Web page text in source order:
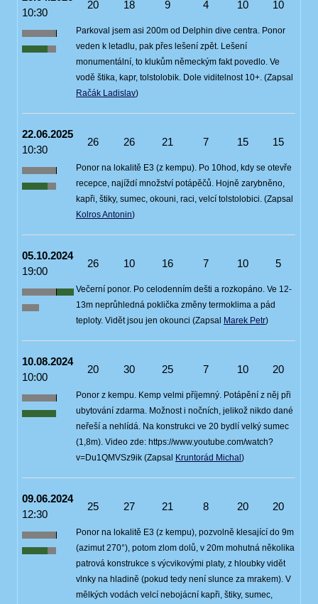
10:30
20 18 9 4 10 10
Parkoval jsem asi 200m od Delphin dive centra. Ponor
veden k letadlu, pak přes lešení zpět. Lešení
monumentální, to klukům německým fakt povedlo. Ve
vodě štika, kapr, tolstolobik. Dole viditelnost 10+. (Zapsal
Račák Ladislav)
22.06.2025
10:30
26 26 21 7 15 15
Ponor na lokalitě E3 (z kempu). Po 10hod, kdy se otevře
recepce, najíždí množství potápěčů. Hojně zarybněno,
kapři, štiky, sumec, okouni, raci, velcí tolstolobici. (Zapsal
Kolros Antonin)
05.10.2024
19:00
26 10 16 7 10 5
Večerní ponor. Po celodenním dešti a rozkopáno. Ve 12-
13m neprůhledná poklička změny termoklima a pád
teploty. Vidět jsou jen okounci (Zapsal Marek Petr)
10.08.2024
10:00
20 30 25 7 10 20
Ponor z kempu. Kemp velmi příjemný. Potápění z něj při
ubytování zdarma. Možnost i nočních, jelikož nikdo dané
neřeší a nehlídá. Na konstrukci ve 20 bydlí velký sumec
(1,8m). Video zde: https://www.youtube.com/watch?
v=Du1QMVSz9ik (Zapsal Kruntorád Michal)
09.06.2024
12:30
25 27 21 8 20 20
Ponor na lokalitě E3 (z kempu), pozvolně klesající do 9m
(azimut 270°), potom zlom dolů, v 20m mohutná několika
patrová konstrukce s výcvikovými platy, z hloubky vidět
vlnky na hladině (pokud tedy není slunce za mrakem). V
mělkých vodách velcí nebojácní kapři, štiky, sumec,